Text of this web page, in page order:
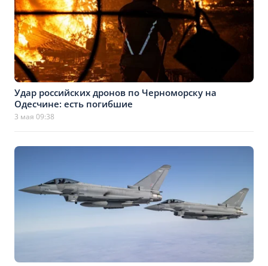
Удар российских дронов по Черноморску на
Одесчине: есть погибшие
3 мая 09:38